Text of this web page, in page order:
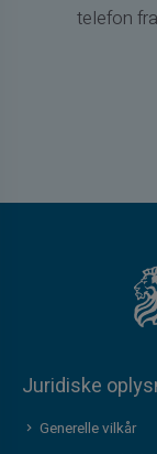
telefon
Juridiske
Generelle vilkår